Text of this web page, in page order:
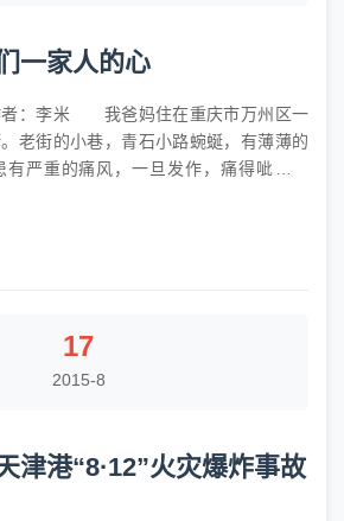
一家人的心
者：李米 我爸妈住在重庆市万州区一
老街的小巷，青石小路蜿蜒，有薄薄的
重的痛风，一旦发作，痛得呲牙咧
打来电话：“我想去理个发，你来帮我一
17
2015-8
津港“8·12”火灾爆炸事故